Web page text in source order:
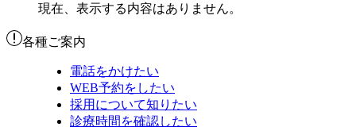
現在、表示する内容はありません。
各種ご案内
電話をかけたい
WEB予約をしたい
採用について知りたい
診療時間を確認したい